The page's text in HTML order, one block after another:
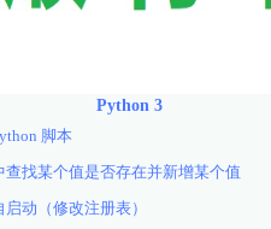
Python 3
脚本
查找某个值是否存在并新增某个值
动（修改注册表）